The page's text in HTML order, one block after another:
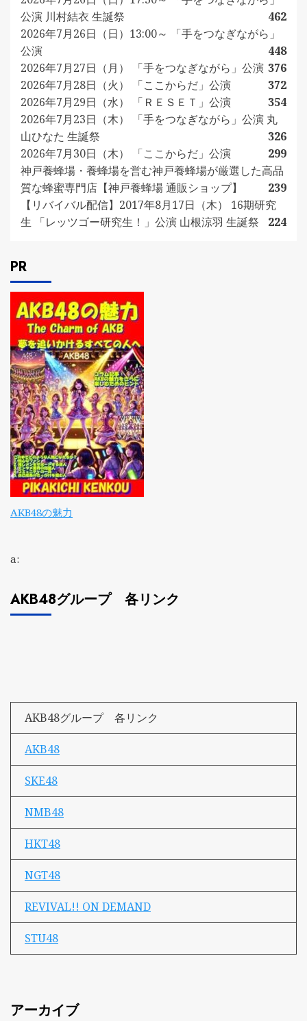
公演 川村結衣 生誕祭
462
2026年7月26日（日）13:00～ 「手をつなぎながら」
公演
448
2026年7月27日（月） 「手をつなぎながら」公演 376
2026年7月28日（火） 「ここからだ」公演
372
2026年7月29日（水） 「ＲＥＳＥＴ」公演
354
2026年7月23日（木） 「手をつなぎながら」公演 丸
山ひなた 生誕祭
326
2026年7月30日（木） 「ここからだ」公演
299
神戸養蜂場・養蜂場を営む神戸養蜂場が厳選した高品
質な蜂蜜専門店【神戸養蜂場 通販ショップ】
239
【リバイバル配信】2017年8月17日（木） 16期研究
生 「レッツゴー研究生！」公演 山根涼羽 生誕祭
224
PR
AKB48の魅力
a:
AKB48グループ 各リンク
AKB48グループ 各リンク
AKB48
SKE48
NMB48
HKT48
NGT48
REVIVAL!! ON DEMAND
STU48
アーカイブ